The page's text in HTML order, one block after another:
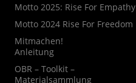
Motto 2025: Rise For Empathy
Motto 2024 Rise For Freedom
Mitmachen!
Anleitung
OBR – Toolkit –
Materialsammlung